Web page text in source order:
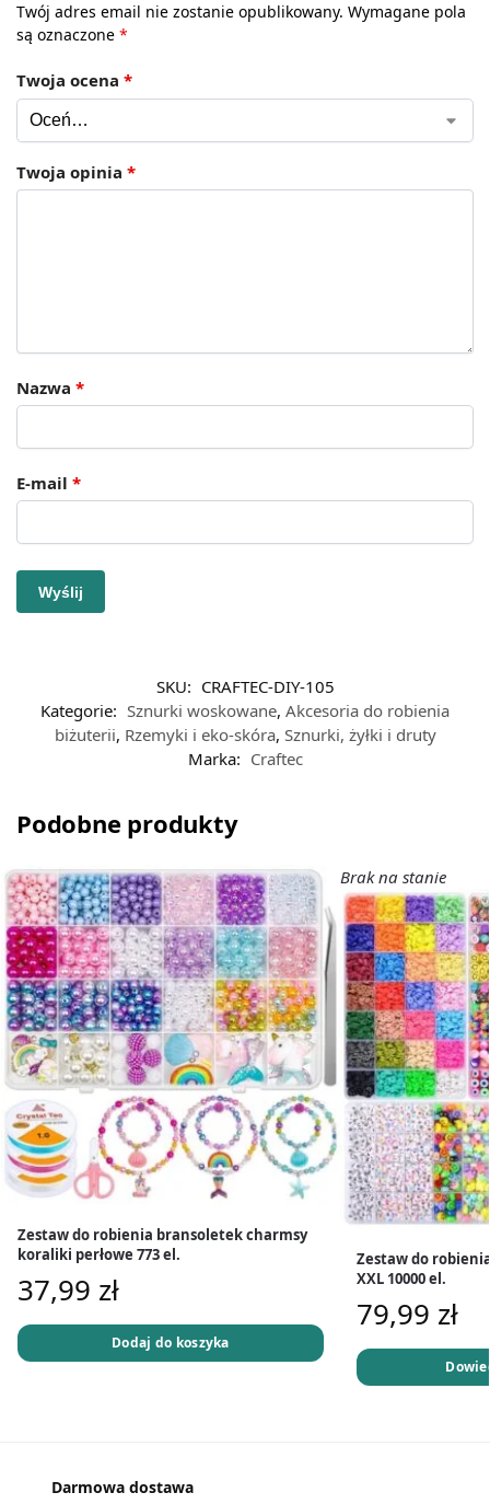
Twój adres email nie zostanie opublikowany. Wymagane pola
są oznaczone *
Twoja ocena *
Twoja opinia *
Nazwa *
E-mail *
SKU: CRAFTEC-DIY-105
Kategorie: Sznurki woskowane, Akcesoria do robienia
biżuterii, Rzemyki i eko-skóra, Sznurki, żyłki i druty
Marka: Craftec
Podobne produkty
Zestaw do robienia bransoletek charmsy
koraliki perłowe 773 el.
37,99 zł
Dodaj do koszyka
Brak na stanie
Zestaw do
XXL 10000 el.
79,99 zł
Darmowa dostawa